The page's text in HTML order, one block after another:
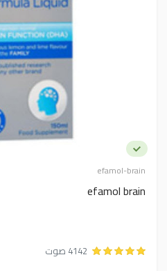
efamol-brain
efamol brain
4142 صوت